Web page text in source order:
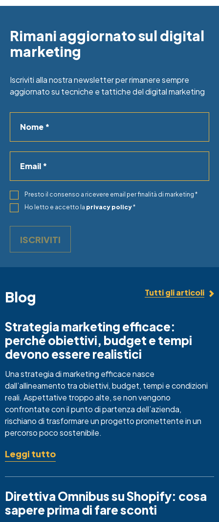
Rimani aggiornato sul digital
marketing
Iscriviti alla nostra newsletter per rimanere sempre
aggiornato su tecniche e tattiche del digital marketing
Presto il consenso a ricevere email per finalità di marketing *
Ho letto e accetto la privacy policy*
ISCRIVITI
Blog Tutti gli articoli
Strategia marketing efficace:
perché obiettivi, budget e tempi
devono essere realistici
Una strategia di marketing efficace nasce
dall’allineamento tra obiettivi, budget, tempi e condizioni
reali. Aspettative troppo alte, se non vengono
confrontate con il punto di partenza dell’azienda,
rischiano di trasformare un progetto promettente in un
percorso poco sostenibile.
Leggi tutto
Direttiva Omnibus su Shopify: cosa
sapere prima di fare sconti